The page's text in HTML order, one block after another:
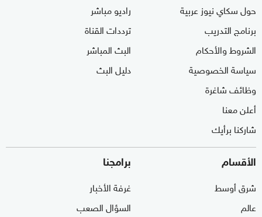
حول سكاي نيوز عربية
برنامج التدريب
الشروط والأحكام
سياسة الخصوصية
وظائف شاغرة
أعلن معنا
شاركنا برأيك
راديو مباشر
ترددات القناة
البث المباشر
دليل البث
الأقسام
شرق أوسط
عالم
برامجنا
غرفة الأخبار
السؤال الصعب